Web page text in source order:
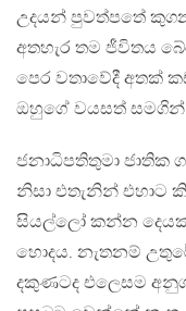
උදයන් පුවත්පතේ
අතහැර තම ජීවිතය
පෙර වතාවේදී අතක්
ඔහුගේ වයසත් සමගින්
ජනාධිපතිතුමා ජාතික
නිසා එතැනින් එහාට
සියල්ලෝ කන්න
හොදය. නැතනම්
දකුණටද එලෙසම